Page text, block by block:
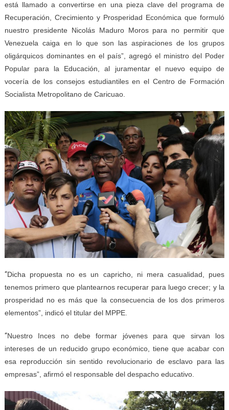
está llamado a convertirse en una pieza clave del programa de
Recuperación, Crecimiento y Prosperidad Económica que formuló
nuestro presidente Nicolás Maduro Moros para no permitir que
Venezuela caiga en lo que son las aspiraciones de los grupos
oligárquicos dominantes en el país”, agregó el ministro del Poder
Popular para la Educación, al juramentar el nuevo equipo de
vocería de los consejos estudiantiles en el Centro de Formación
Socialista Metropolitano de Caricuao.
“Dicha propuesta no es un capricho, ni mera casualidad, pues
tenemos primero que plantearnos recuperar para luego crecer; y la
prosperidad no es más que la consecuencia de los dos primeros
elementos”, indicó el titular del MPPE.
“Nuestro Inces no debe formar jóvenes para que sirvan los
intereses de un reducido grupo económico, tiene que acabar con
esa reproducción sin sentido revolucionario de esclavo para las
empresas”, afirmó el responsable del despacho educativo.